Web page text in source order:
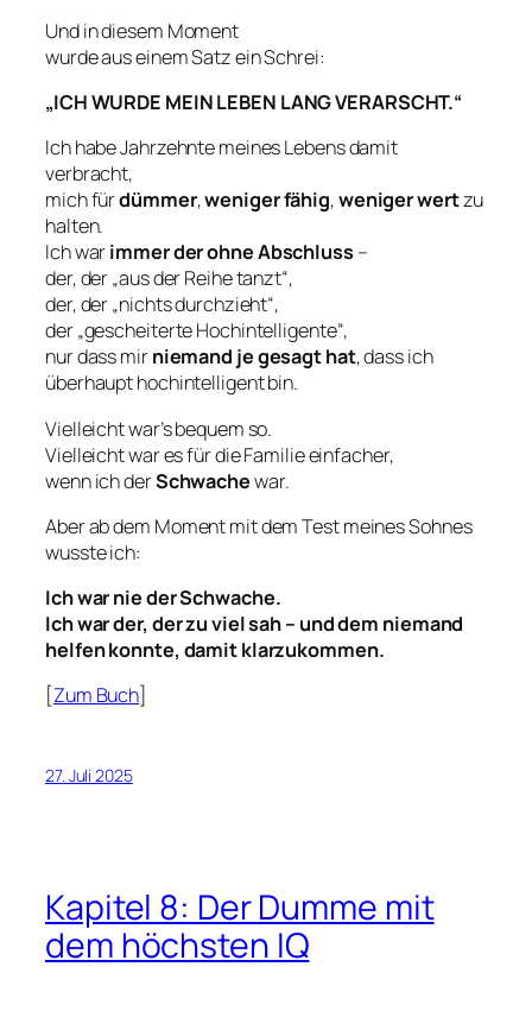
Und in diesem Moment
wurde aus einem Satz ein Schrei:
„ICH WURDE MEIN LEBEN LANG VERARSCHT.“
Ich habe Jahrzehnte meines Lebens damit
verbracht,
mich fürdümmer,weniger fähig,weniger wertzu
halten.
Ich warimmer der ohne Abschluss –
der, der „aus der Reihe tanzt“,
der, der „nichts durchzieht“,
der „gescheiterte Hochintelligente“,
nur dass mirniemand je gesagt hat, dass ich
überhaupt hochintelligent bin.
Vielleicht war’s bequem so.
Vielleicht war es für die Familie einfacher,
wenn ich derSchwachewar.
Aber ab dem Moment mit dem Test meines Sohnes
wusste ich:
Ich war nie der Schwache.
Ich war der, der zu viel sah – und dem niemand
helfen konnte, damit klarzukommen.
[Zum Buch]
27. Juli 2025
Kapitel 8: Der Dumme mit
dem höchsten IQ